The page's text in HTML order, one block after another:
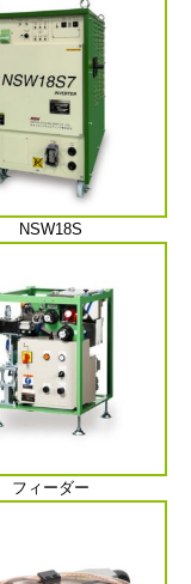
NSW18S
フィーダー